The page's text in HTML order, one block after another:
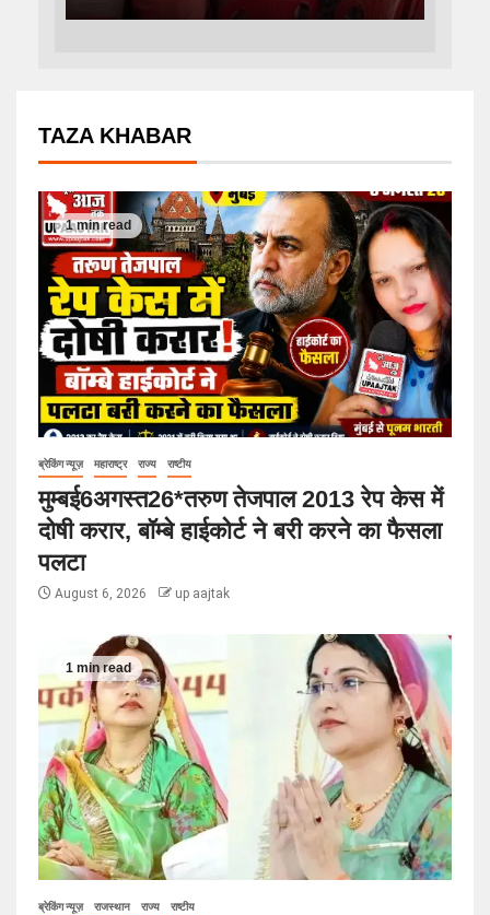
TAZA KHABAR
1 min read
ब्रेकिंग न्यूज़ महाराष्ट्र राज्य राष्टीय
मुम्बई6अगस्त26*तरुण तेजपाल 2013 रेप केस में
दोषी करार, बॉम्बे हाईकोर्ट ने बरी करने का फैसला
पलटा
August 6, 2026 up aajtak
1 min read
ब्रेकिंग न्यूज़ राजस्थान राज्य राष्टीय